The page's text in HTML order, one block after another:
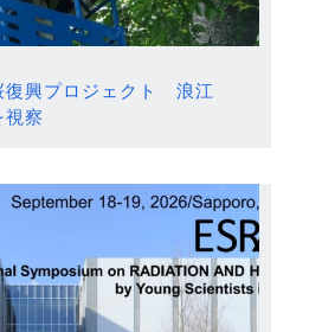
復興プロジェクト 浪江
視察